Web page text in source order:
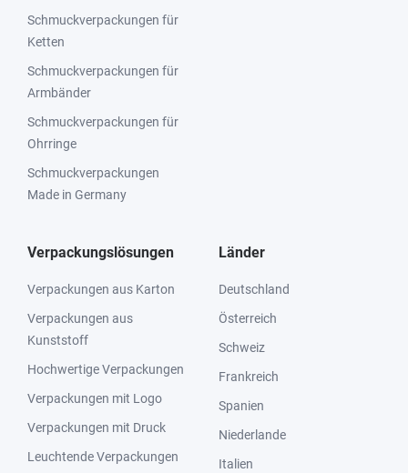
Schmuckverpackungen für
Ketten
Schmuckverpackungen für
Armbänder
Schmuckverpackungen für
Ohrringe
Schmuckverpackungen
Made in Germany
Verpackungslösungen
Verpackungen aus Karton
Verpackungen aus
Kunststoff
Hochwertige Verpackungen
Verpackungen mit Logo
Verpackungen mit Druck
Leuchtende Verpackungen
Länder
Deutschland
Österreich
Schweiz
Frankreich
Spanien
Niederlande
Italien